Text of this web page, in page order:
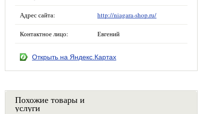
Адрес сайта: http://niagara-shop.ru/
Контактное лицо: Евгений
Открыть на Яндекс.Картах
Похожие товары и
услуги